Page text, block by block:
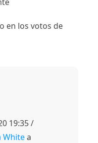
en los votos de
19:35 /
Whitea